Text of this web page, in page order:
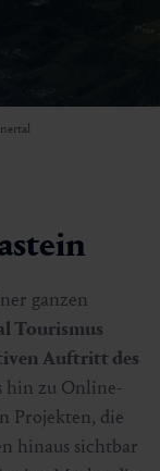
ganzen
Tourismus
Auftritt des
hin zu Online-
Projekten, die
hinaus sichtbar